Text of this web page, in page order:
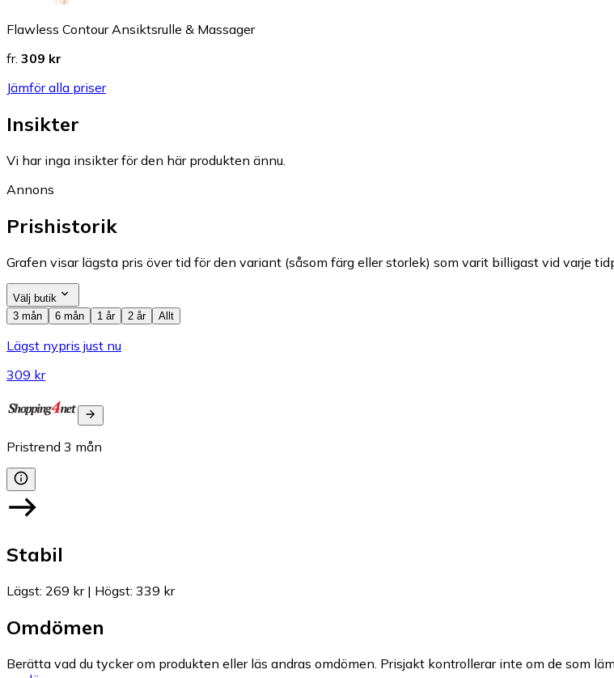
Flawless Contour Ansiktsrulle & Massager
fr. 309 kr
Jämför alla priser
Insikter
Vi har inga insikter för den här produkten ännu.
Annons
Prishistorik
Grafen visar lägsta pris över tid för den variant (såsom färg eller storlek) som varit billigast vid varje
Välj butik
3 mån
6 mån 1 år 2 år Allt
Lägst nypris just nu
309 kr
Pristrend 3 mån
Stabil
Lägst: 269 kr| Högst: 339 kr
Omdömen
Berätta vad du tycker om produkten eller läs andras omdömen. Prisjakt kontrollerar inte om de som